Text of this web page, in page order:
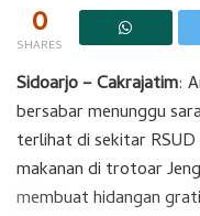
0
SHARES
Sidoarjo – Cakrajatim:
bersabar menunggu
terlihat di sekitar
makanan di trotoar
membuat hidangan